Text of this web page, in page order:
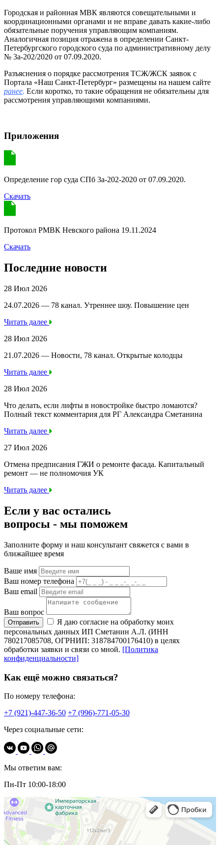
Городская и районная МВК являются совещательными и
координационными органами и не вправе давать какие-либо
обязательные поручения управляющим компаниям.
Аналогичная позиция отражена в определении Санкт-
Петербургского городского суда по административному делу
№ 3а-202/2020 от 07.09.2020.
Разъяснения о порядке рассмотрения ТСЖ/ЖСК заявок с
Портала «Наш Санкт-Петербург» размещены на нашем сайте
ранее. Если коротко, то такие обращения не обязательны для
рассмотрения управляющими компаниями.
Приложения
Определение гор суда СПб 3а-202-2020 от 07.09.2020.
Скачать
Протокол РМВК Невского района 19.11.2024
Скачать
Последние новости
28 Июл 2026
24.07.2026 — 78 канал. Утреннее шоу. Повышение цен
Читать далее
28 Июл 2026
21.07.2026 — Новости, 78 канал. Открытые колодцы
Читать далее
28 Июл 2026
Что делать, если лифты в новостройке быстро ломаются?
Полный текст комментария для РГ Александра Сметанина
Читать далее
27 Июл 2026
Отмена предписания ГЖИ о ремонте фасада. Капитальный
ремонт — не полномочия УК
Читать далее
Если у вас остались
вопросы - мы поможем
Заполните форму и наш консультант свяжется с вами в
ближайшее время
Ваше имя
Ваш номер телефона
Ваш email
Ваш вопрос
Отправить
Я даю согласие на обработку моих
персональных данных ИП Сметанин А.Л. (ИНН
780217085708, ОГРНИП: 318784700176410) в целях
обработки заявки и связи со мной. [Политика
конфиденциальности]
Как ещё можно связаться?
По номеру телефона:
+7 (921)-447-36-50 +7 (996)-771-05-30
Через социальные сети:
Мы ответим вам:
Пн-Пт 10:00-18:00